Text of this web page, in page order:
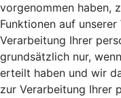
vorgenommen haben,
Funktionen auf
Verarbeitung Ihrer
grundsätzlich nur,
erteilt haben und wir
zur Verarbeitung Ihrer